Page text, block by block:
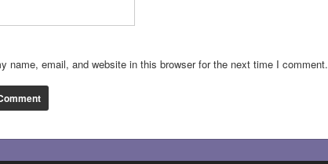
name, email, and website in this browser for the next time I comment.